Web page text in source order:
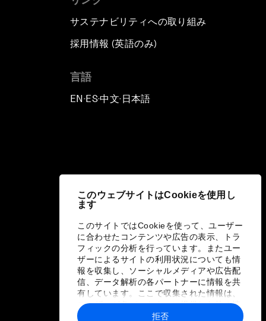
このウェブサイトはCookieを使用し
ます
このサイトではCookieを使って、ユーザー
に合わせたコンテンツや広告の表示、トラ
フィックの分析を行っています。またユー
ザーによるサイトの利用状況についても情
報を収集し、ソーシャルメディアや広告配
信、データ解析の各パートナーに情報を共
有しています。ここで収集された情報は、
ユーザーが各パートナーに提供した他の情
報や各パートナーのサービスを使用した際
拒否
サステナビリティへの取り組み
採用情報 (英語のみ)
言語
EN ▪ES▪中文▪ 日本語